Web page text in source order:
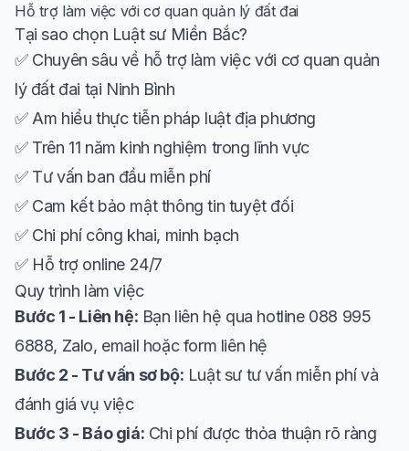
Hỗ trợ làm việc với cơ quan quản lý đất đai
Tại sao chọn Luật sư Miền Bắc?
✅ Chuyên sâu về hỗ trợ làm việc với cơ quan quản
lý đất đai tại Ninh Bình
✅ Am hiểu thực tiễn pháp luật địa phương
✅ Trên 11 năm kinh nghiệm trong lĩnh vực
✅ Tư vấn ban đầu miễn phí
✅ Cam kết bảo mật thông tin tuyệt đối
✅ Chi phí công khai, minh bạch
✅ Hỗ trợ online 24/7
Quy trình làm việc
Bước 1 - Liên hệ: Bạn liên hệ qua hotline 088 995
6888, Zalo, email hoặc form liên hệ
Bước 2 - Tư vấn sơ bộ: Luật sư tư vấn miễn phí và
đánh giá vụ việc
Bước 3 - Báo giá: Chi phí được thỏa thuận rõ ràng